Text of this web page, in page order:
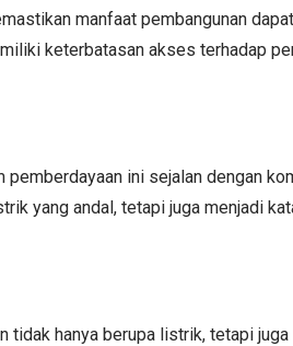
manfaat pembangunan
keterbatasan akses terhadap
pemberdayaan ini sejalan dengan
yang andal, tetapi juga menjadi
tidak hanya berupa listrik, tetapi